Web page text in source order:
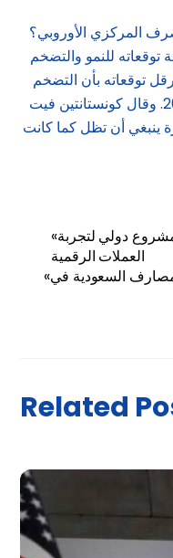
المركزي الأوروبي؟
للنمو والتضخم
توقعاته بأن التضخم
سيعود إلى الهدف في أواخر عام 2025. وقال كونستانتين فيت
ينبغي أن تظل كما كانت
«المركزي السعودي» ينضم إلى مشروع دولي لتجربة
العملات الرقمية
«ألفاريز»: 4.9 مليار دولار أرباح المصارف السعودية في
Related